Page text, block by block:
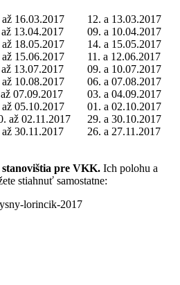
až 16.03.2017
až 13.04.2017
až 18.05.2017
až 15.06.2017
až 13.07.2017
10.08.2017
07.09.2017
05.10.2017
až 02.11.2017
až 30.11.2017
12. a 13.03.2017
09. a 10.04.2017
14. a 15.05.2017
11. a 12.06.2017
09. a 10.07.2017
06. a 07.08.2017
03. a 04.09.2017
01. a 02.10.2017
29. a 30.10.2017
26. a 27.11.2017
pre VKK. Ich polohu a
stiahnuť samostatne: